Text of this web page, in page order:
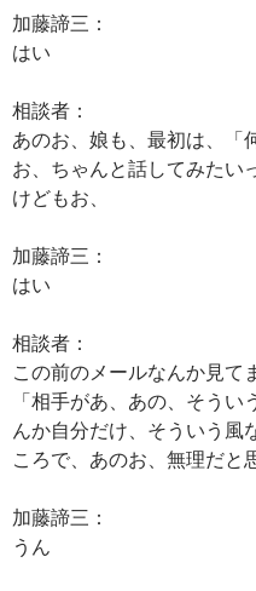
加藤諦三：
はい
相談者：
あのお、娘も、最初は、「
お、ちゃんと話してみたい
けどもお、
加藤諦三：
はい
相談者：
この前のメールなんか見て
「相手があ、あの、そう
んか自分だけ、そういう風
ころで、あのお、無理だと
加藤諦三：
うん